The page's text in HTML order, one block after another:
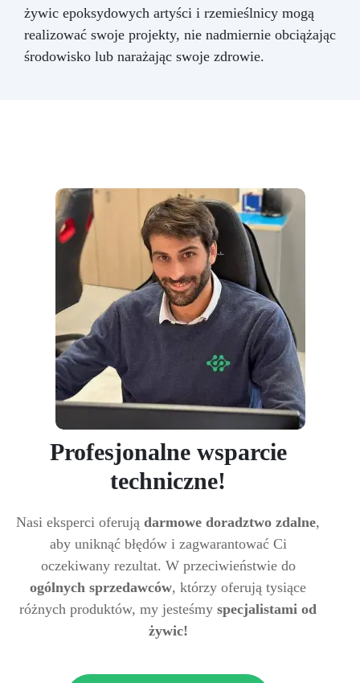
żywic epoksydowych artyści i rzemieślnicy mogą
realizować swoje projekty, nie nadmiernie obciążając
środowisko lub narażając swoje zdrowie.
Profesjonalne wsparcie
techniczne!
Nasi eksperci oferują darmowe doradztwo zdalne,
aby uniknąć błędów i zagwarantować Ci
oczekiwany rezultat. W przeciwieństwie do
ogólnych sprzedawców, którzy oferują tysiące
różnych produktów, my jesteśmy specjalistami od
żywic!